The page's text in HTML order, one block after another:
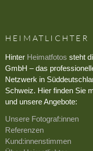
HEIMATLICHTER
Hinter Heimatfotos steht
GmbH – das
Netzwerk in
Schweiz. Hier finden Sie
und unsere Angebote:
Unsere Fotograf:innen
Referenzen
Kund:innenstimmen